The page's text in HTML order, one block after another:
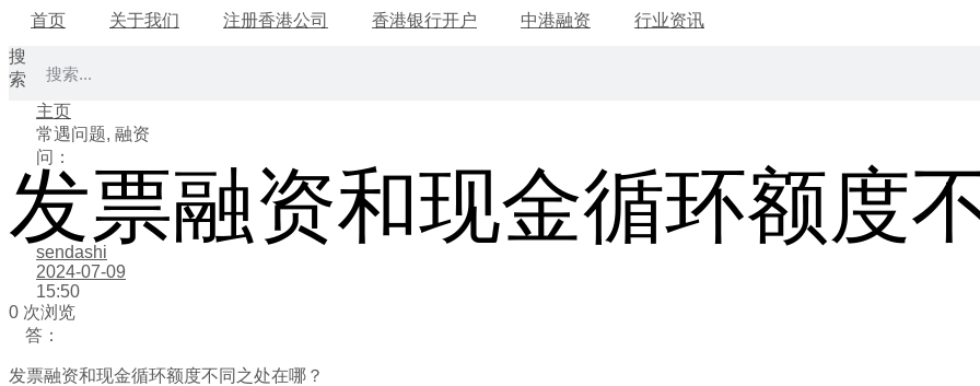
首页 关于我们 注册香港公司 香港银行开户 中港融资
行业资讯
搜
索
主页
常遇问题, 融资
问：
发票融资和现金循环额度
sendashi
2024-07-09
15:50
0 次浏览
答：
发票融资和现金循环额度不同之处在哪？